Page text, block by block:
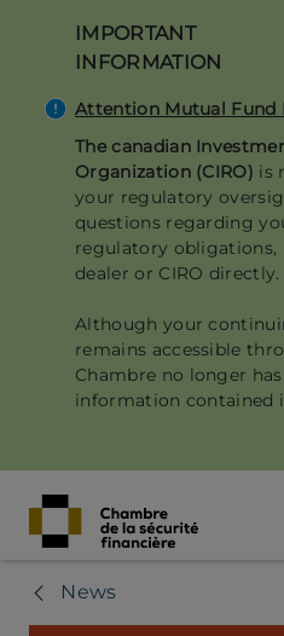
content
IMPORTANT
INFORMATION
Attention Mutual Fund
The canadian
Organization (CIRO) is
your regulatory
questions regarding
regulatory obligations,
dealer or CIRO directly.
Although your
remains accessible
Chambre no longer
information contained
News